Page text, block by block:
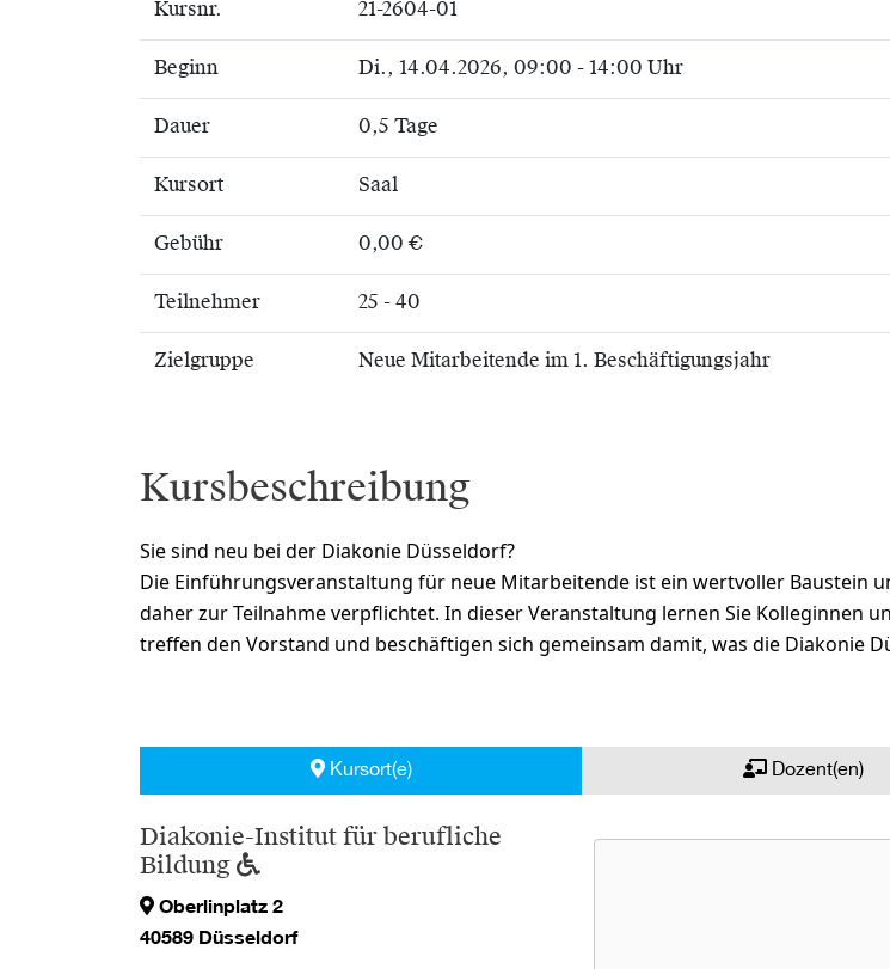
Kursnr. 21-2604-01
Beginn Di., 14.04.2026, 09:00 - 14:00 Uhr
Dauer 0,5 Tage
Kursort Saal
Gebühr 0,00 €
Teilnehmer 25 - 40
Zielgruppe Neue Mitarbeitende im 1. Beschäftigungsjahr
Kursbeschreibung
Sie sind neu bei der Diakonie Düsseldorf?
Die Einführungsveranstaltung für neue Mitarbeitende ist ein wertvoller Baustein
daher zur Teilnahme verpflichtet. In dieser Veranstaltung lernen Sie Kolleginnen
treffen den Vorstand und beschäftigen sich gemeinsam damit, was die Diakonie
Kursort(e) Dozent(en)
Diakonie-Institut für berufliche
Bildung
Oberlinplatz 2
40589 Düsseldorf